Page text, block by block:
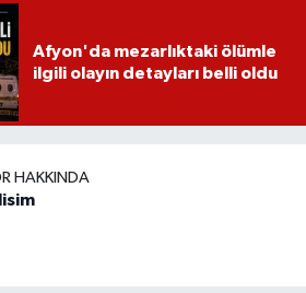
Afyon'da mezarlıktaki ölümle
ilgili olayın detayları belli oldu
HAKKINDA